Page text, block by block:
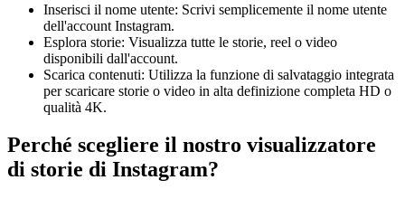
Inserisci il nome utente: Scrivi semplicemente il nome utente
dell'account Instagram.
Esplora storie: Visualizza tutte le storie, reel o video
disponibili dall'account.
Scarica contenuti: Utilizza la funzione di salvataggio integrata
per scaricare storie o video in alta definizione completa HD o
qualità 4K.
Perché scegliere il nostro visualizzatore
di storie di Instagram?